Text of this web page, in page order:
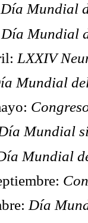
Día Mundial
Día Mundial
LXXIV
Mundial
Mundial
Mundial
Día